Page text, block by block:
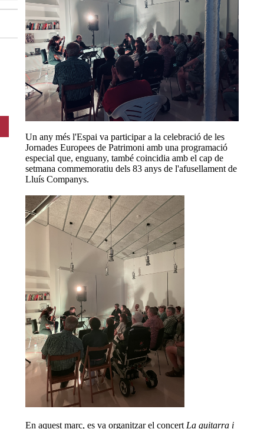
Un any més l'Espai va participar a la celebració de les
Jornades Europees de Patrimoni amb una programació
especial que, enguany, també coincidia amb el cap de
setmana commemoratiu dels 83 anys de l'afusellament de
Lluís Companys.
En aquest marc, es va organitzar el concert La guitarra i